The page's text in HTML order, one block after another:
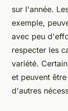
sur l'année.
exemple,
avec peu
respecter les
variété.
et peuvent
d'autres